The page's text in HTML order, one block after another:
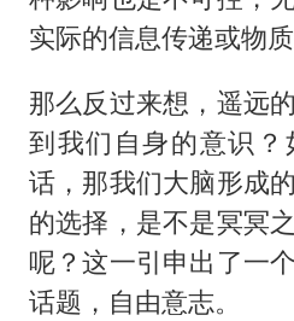
实际的信息传递或物质
那么反过来想，遥远
到我们自身的意识
话，那我们大脑形成
的选择，是不是冥冥
呢？这一引申出了一
话题，自由意志。